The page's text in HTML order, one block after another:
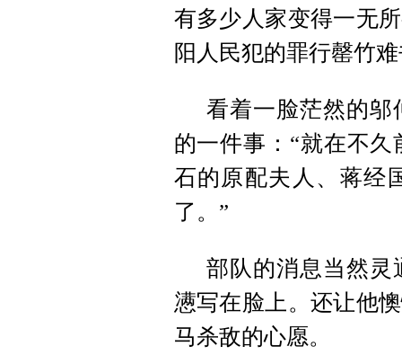
有多少人家变得一无
阳人民犯的罪行罄竹
看着一脸茫然的邬
的一件事：“就在不
石的原配夫人、蒋经
了。”
部队的消息当然灵
懑写在脸上。还让他
马杀敌的心愿。